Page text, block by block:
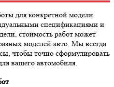
для конкретной модели
спецификациями и
стоимость работ может
моделей авто. Мы всегда
чтобы точно сформулировать
вашего автомобиля.